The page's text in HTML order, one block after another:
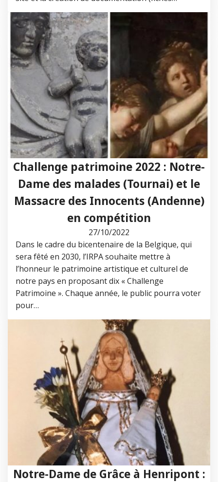
Challenge patrimoine 2022 : Notre-
Dame des malades (Tournai) et le
Massacre des Innocents (Andenne)
en compétition
27/10/2022
Dans le cadre du bicentenaire de la Belgique, qui
sera fêté en 2030, l’IRPA souhaite mettre à
l’honneur le patrimoine artistique et culturel de
notre pays en proposant dix « Challenge
Patrimoine ». Chaque année, le public pourra voter
pour…
Notre-Dame de Grâce à Henripont :